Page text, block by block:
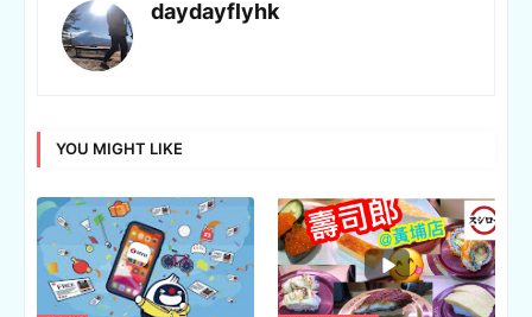
daydayflyhk
YOU MIGHT LIKE